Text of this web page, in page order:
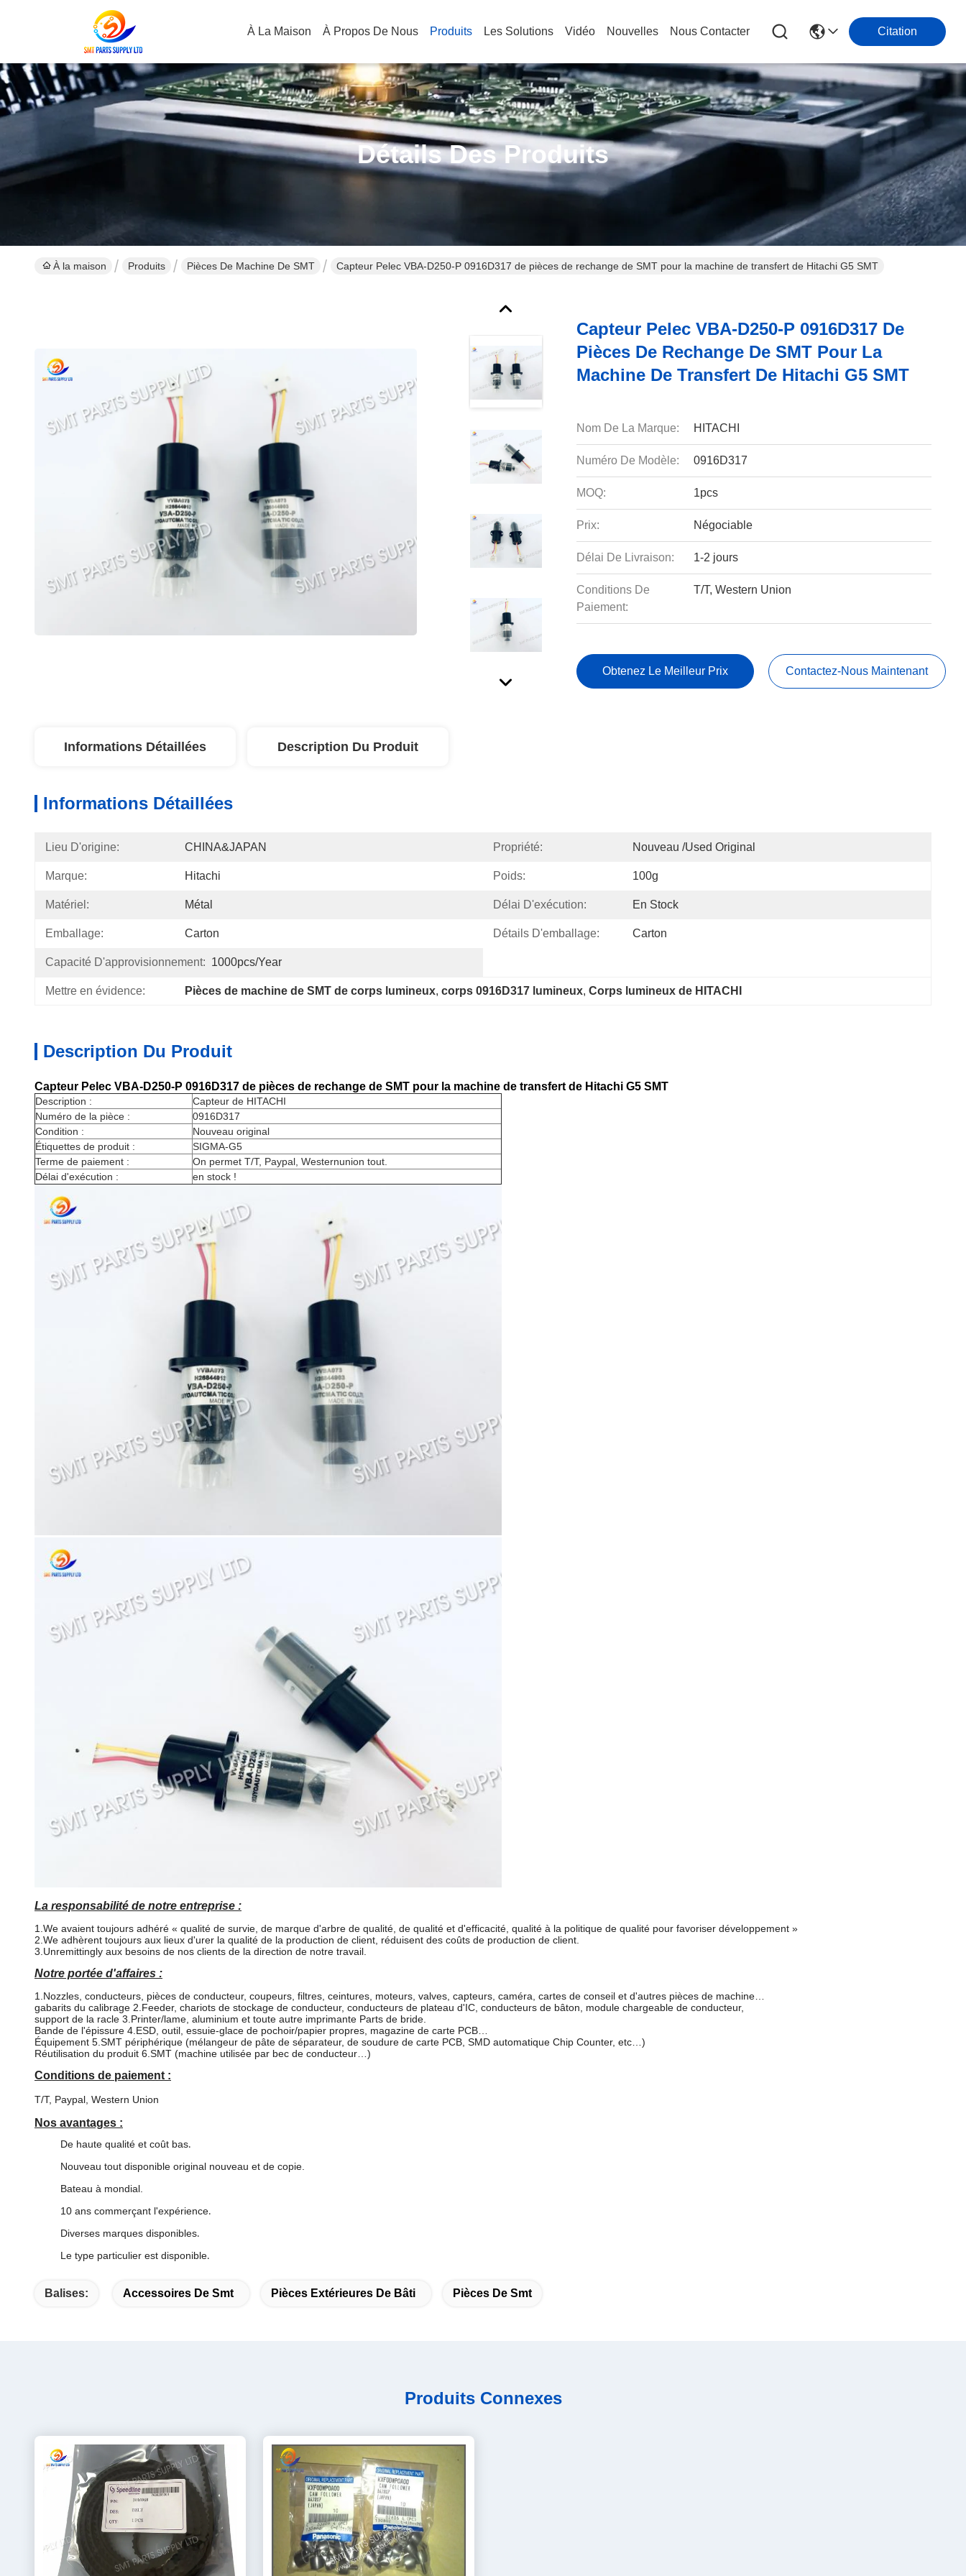
À La Maison À Propos De Nous Produits Les Solutions Vidéo Nouvelles Nous Contacter Citation
Détails Des Produits
À la maison Produits Pièces De Machine De SMT Capteur Pelec VBA-D250-P 0916D317 de pièces de rechange de SMT pour la machine de transfert de Hitachi G5 SMT
Capteur Pelec VBA-D250-P 0916D317 De
Pièces De Rechange De SMT Pour La
Machine De Transfert De Hitachi G5 SMT
Nom De La Marque: HITACHI
Numéro De Modèle: 0916D317
MOQ: 1pcs
Prix: Négociable
Délai De Livraison: 1-2 jours
Conditions De
Paiement:
T/T, Western Union
Obtenez Le Meilleur Prix Contactez-Nous Maintenant
Informations Détaillées Description Du Produit
Informations Détaillées
Lieu D'origine: CHINA&JAPAN Propriété: Nouveau /used Original
Marque: Hitachi Poids: 100g
Matériel: Métal Délai D'exécution: En Stock
Emballage: Carton Détails D'emballage: Carton
Capacité D'approvisionnement: 1000pcs/year
Mettre en évidence: Pièces de machine de SMT de corps lumineux, corps 0916D317 lumineux, Corps lumineux de HITACHI
Description Du Produit
Capteur Pelec VBA-D250-P 0916D317 de pièces de rechange de SMT pour la machine de transfert de Hitachi G5 SMT
Description :
Capteur de HITACHI
Numéro de la pièce :
0916D317
Condition :
Nouveau original
Étiquettes de produit :
SIGMA-G5
Terme de paiement :
On permet T/T, Paypal, Westernunion tout.
Délai d'exécution :
en stock !
La responsabilité de notre entreprise :
1.We avaient toujours adhéré « qualité de survie, de marque d'arbre de qualité, de qualité et d'efficacité, qualité à la politique de qualité pour favoriser développement »
2.We adhèrent toujours aux lieux d'urer la qualité de la production de client, réduisent des coûts de production de client.
3.Unremittingly aux besoins de nos clients de la direction de notre travail.
Notre portée d'affaires :
1.Nozzles, conducteurs, pièces de conducteur, coupeurs, filtres, ceintures, moteurs, valves, capteurs, caméra, cartes de conseil et d'autres pièces de machine…
gabarits du calibrage 2.Feeder, chariots de stockage de conducteur, conducteurs de plateau d'IC, conducteurs de bâton, module chargeable de conducteur,
support de la racle 3.Printer/lame, aluminium et toute autre imprimante Parts de bride.
Bande de l'épissure 4.ESD, outil, essuie-glace de pochoir/papier propres, magazine de carte PCB…
Équipement 5.SMT périphérique (mélangeur de pâte de séparateur, de soudure de carte PCB, SMD automatique Chip Counter, etc…)
Réutilisation du produit 6.SMT (machine utilisée par bec de conducteur…)
Conditions de paiement :
T/T, Paypal, Western Union
Nos avantages :
De haute qualité et coût bas.
Nouveau tout disponible original nouveau et de copie.
Bateau à mondial.
10 ans commerçant l'expérience.
Diverses marques disponibles.
Le type particulier est disponible.
Balises: Accessoires De Smt Pièces Extérieures De Bâti Pièces De Smt
Produits Connexes